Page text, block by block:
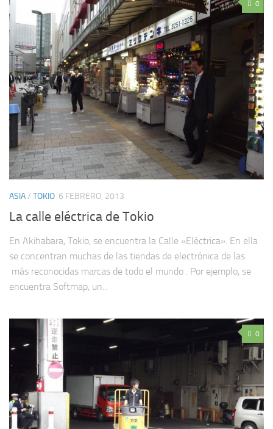
0
ASIA/ TOKIO 6 FEBRERO, 2013
La calle eléctrica de Tokio
En Akihabara, Tokio, se encuentra la Calle «Eléctrica». En ella
se concentran muchas de las tiendas de electrónica de las
más reconocidas marcas de todo el mundo . Por ejemplo, se
encuentra Softmap, un...
0